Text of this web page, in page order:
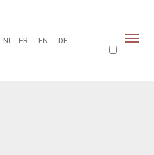
NL FR EN DE